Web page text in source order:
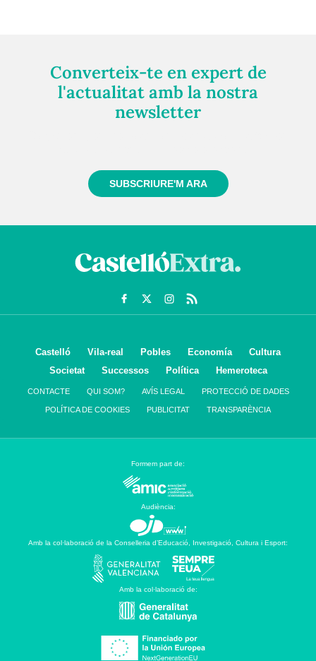
Converteix-te en expert de
l'actualitat amb la nostra
newsletter
SUBSCRIURE'M ARA
Castelló Vila-real Pobles Economía
Cultura
Societat
Successos Política Hemeroteca
CONTACTE QUI SOM? AVÍS LEGAL PROTECCIÓ DE DADES
POLÍTICA DE COOKIES PUBLICITAT TRANSPARÈNCIA
Formem part de:
Audiència:
Amb la col·laboració de la Conselleria d’Educació, Investigació, Cultura i Esport:
Amb la col·laboració de: